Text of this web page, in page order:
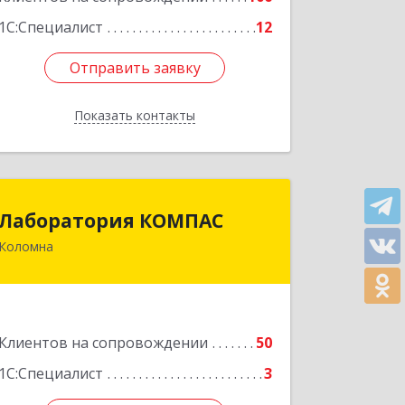
1С:Специалист
12
Отправить заявку
Показать контакты
Отправить заявку
Назад
КОМПАС
Коломна
Клиентов на сопровождении
50
1С:Специалист
3
140415, Московская обл, Коломна г,